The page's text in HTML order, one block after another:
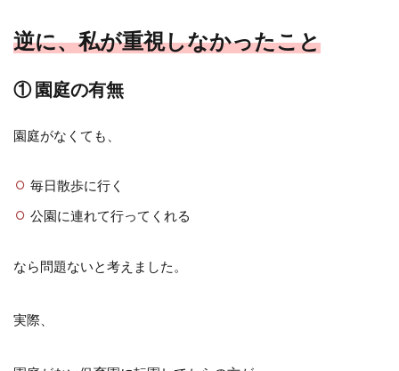
逆に、私が重視しなかったこと
① 園庭の有無
園庭がなくても、
毎日散歩に行く
公園に連れて行ってくれる
なら問題ないと考えました。
実際、